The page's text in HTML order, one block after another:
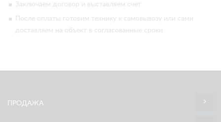
Заключаем договор и выставляем счет
После оплаты готовим технику к самовывозу или сами
доставляем на объект в согласованные сроки
ПРОДАЖА